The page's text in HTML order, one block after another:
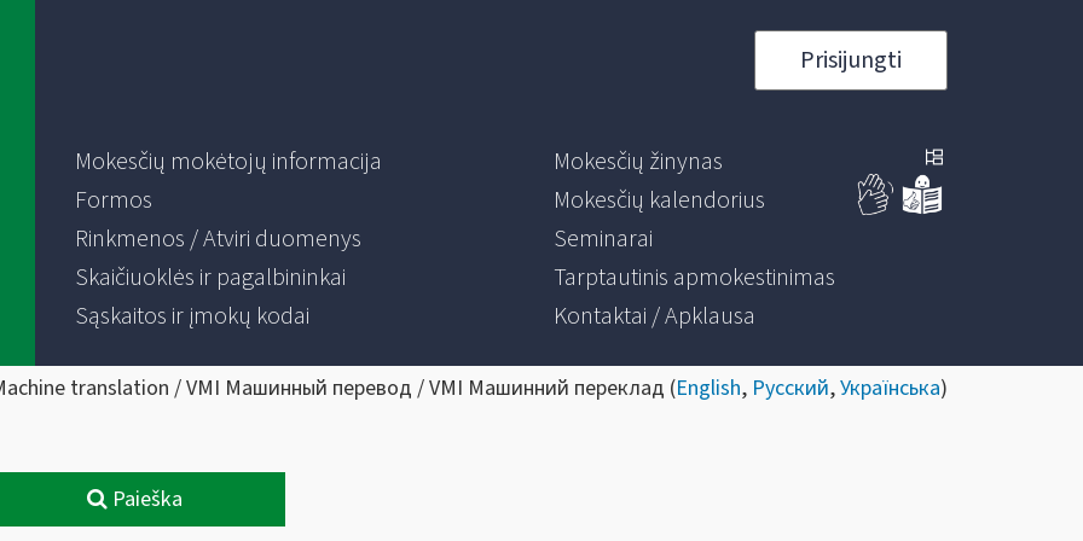
Prisijungti
Mokesčių mokėtojų informacija
Formos
Rinkmenos / Atviri duomenys
Skaičiuoklės ir pagalbininkai
Sąskaitos ir įmokų kodai
Mokesčių žinynas
Mokesčių kalendorius
Seminarai
Tarptautinis apmokestinimas
Kontaktai / Apklausa
translation / VMI Машинный перевод / VMI Машинний переклад (English, Русский,Українська)
Paieška